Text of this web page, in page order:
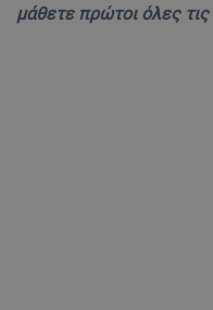
μάθετε πρώτοι όλες τις